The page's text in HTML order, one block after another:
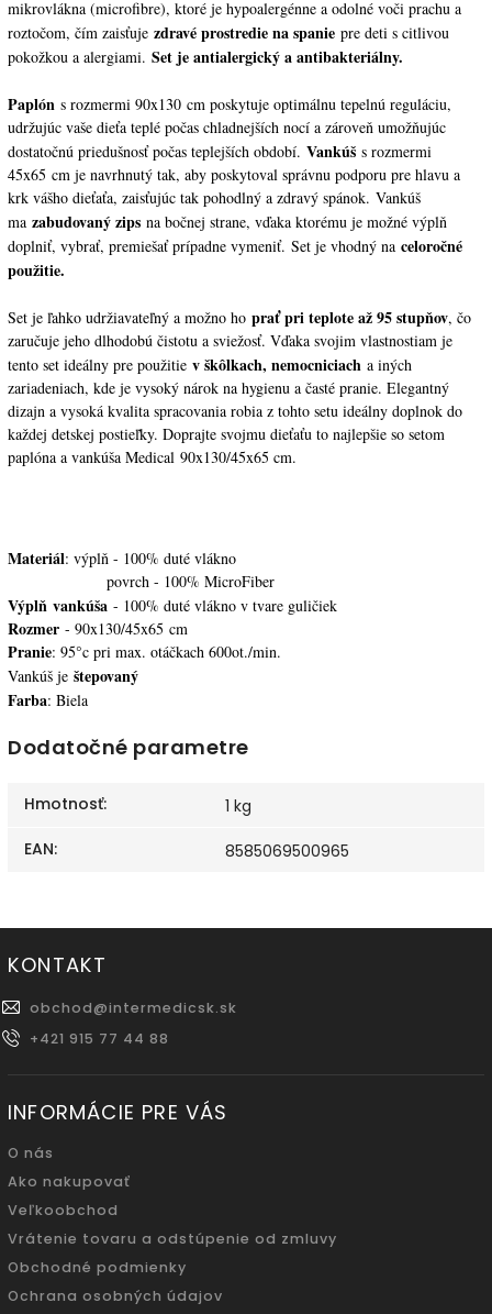
mikrovlákna (microfibre), ktoré je hypoalergénne a odolné voči prachu a
roztočom, čím zaisťuje zdravé prostredie na spanie pre deti s citlivou
pokožkou a alergiami. Set je antialergický a antibakteriálny.
Paplón s rozmermi 90x130 cm poskytuje optimálnu tepelnú reguláciu,
udržujúc vaše dieťa teplé počas chladnejších nocí a zároveň umožňujúc
dostatočnú priedušnosť počas teplejších období. Vankúš s rozmermi
45x65 cm je navrhnutý tak, aby poskytoval správnu podporu pre hlavu a
krk vášho dieťaťa, zaisťujúc tak pohodlný a zdravý spánok. Vankúš
ma zabudovaný zips na bočnej strane, vďaka ktorému je možné výplň
doplniť, vybrať, premiešať prípadne vymeniť. Set je vhodný na celoročné
použitie.
Set je ľahko udržiavateľný a možno ho prať pri teplote až 95 stupňov, čo
zaručuje jeho dlhodobú čistotu a sviežosť. Vďaka svojim vlastnostiam je
tento set ideálny pre použitie v škôlkach, nemocniciach a iných
zariadeniach, kde je vysoký nárok na hygienu a časté pranie. ​Elegantný
dizajn a vysoká kvalita spracovania robia z tohto setu ideálny doplnok do
každej detskej postieľky. Doprajte svojmu dieťaťu to najlepšie so setom
paplóna a vankúša Medical 90x130/45x65 cm.
Materiál: výplň - 100% duté vlákno
povrch - 100% MicroFiber
Výplň vankúša - 100% duté vlákno v tvare guličiek
Rozmer - 90x130/45x65 cm
Pranie: 95°c pri max. otáčkach 600ot./min.
Vankúš je štepovaný
Farba: Biela
Dodatočné parametre
Hmotnosť:
1 kg
EAN: 8585069500965
KONTAKT
obchod@intermedicsk.sk
+421 915 77 44 88
INFORMÁCIE PRE VÁS
O nás
Ako nakupovať
Veľkoobchod
Vrátenie tovaru a odstúpenie od zmluvy
Obchodné podmienky
Ochrana osobných údajov